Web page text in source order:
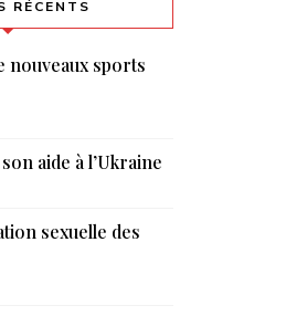
RÉCENTS
nouveaux sports
aide à l’Ukraine
sexuelle des